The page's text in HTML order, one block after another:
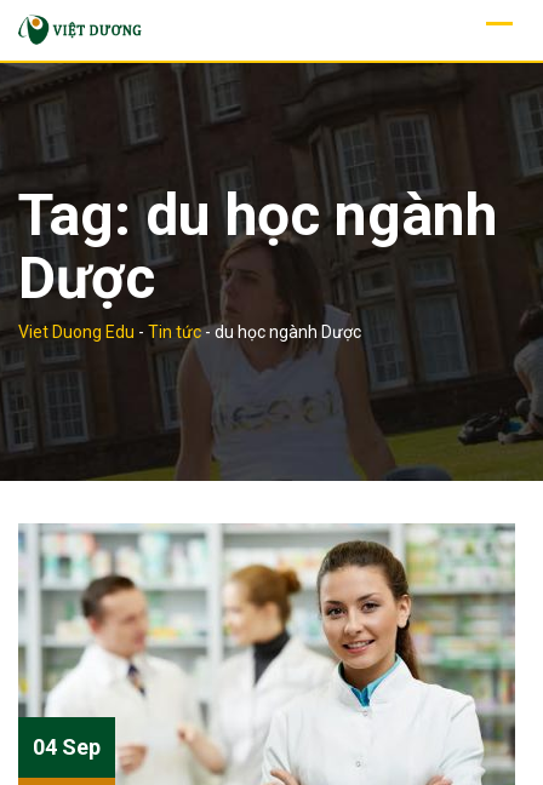
Skip
content
Tag:du học ngành
Dược
Viet Duong Edu - Tin tức- du học ngành Dược
04 Sep